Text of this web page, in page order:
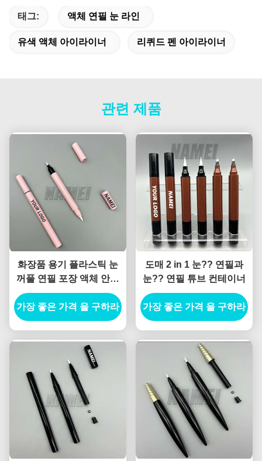
태그: 액체 연필 눈 라인
유색 액체 아이라이너 리퀴드 펜 아이라이너
관련 제품
화장품 용기 플라스틱 눈
꺼풀 연필 포장 액체 안구
연필 용기
가장 좋은 가격 을 구하라
도매 2 in 1 눈?? 연필과
눈?? 연필 튜브 컨테이너
가장 좋은 가격 을 구하라